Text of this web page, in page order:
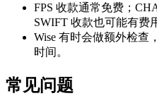
FPS 收款通常免费；
SWIFT 收款也可能有费
Wise 有时会做额外检查
时间。
常见问题